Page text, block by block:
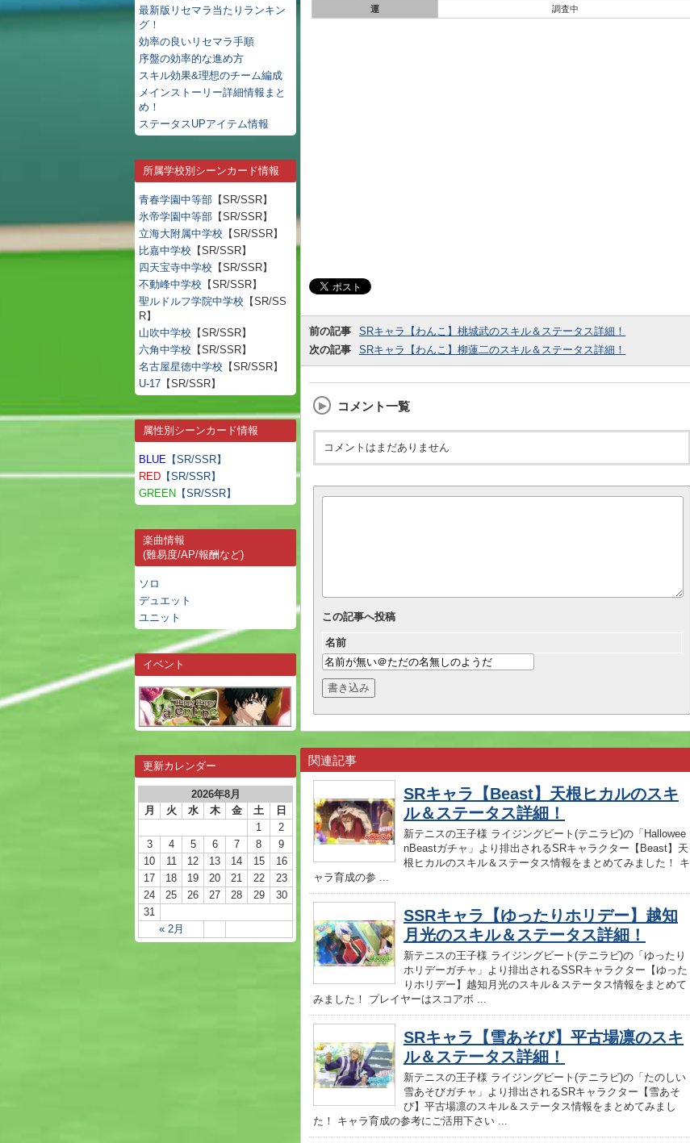
最新版リセマラ当たりランキン
グ！
効率の良いリセマラ手順
序盤の効率的な進め方
スキル効果&理想のチーム編成
メインストーリー詳細情報まと
め！
ステータスUPアイテム情報
所属学校別シーンカード情報
青春学園中等部 【SR/SSR】
氷帝学園中等部 【SR/SSR】
立海大附属中学校 【SR/SSR】
比嘉中学校 【SR/SSR】
四天宝寺中学校 【SR/SSR】
不動峰中学校 【SR/SSR】
聖ルドルフ学院中学校 【SR/SS
R】
山吹中学校 【SR/SSR】
六角中学校 【SR/SSR】
名古屋星徳中学校 【SR/SSR】
U-17 【SR/SSR】
属性別シーンカード情報
BLUE 【SR/SSR】
RED 【SR/SSR】
GREEN 【SR/SSR】
楽曲情報
(難易度/AP/報酬など)
ソロ
デュエット
ユニット
イベント
更新カレンダー
2026年8月
月
火 水 木 金 土 日
« 2月
1
2
3
4 5 6 7 8
9
10
11 12 13 14 15
16
17
18 19 20 21 22
23
24
25 26 27 28 29
30
31
運
調査中
前の記事
SRキャラ【わんこ】桃城武のスキル＆ステータス詳細！
次の記事
SRキャラ【わんこ】柳蓮二のスキル＆ステータス詳細！
コメント一覧
コメントはまだありません
この記事へ投稿
名前
関連記事
SRキャラ【Beast】天根ヒカルのスキ
ル＆ステータス詳細！
新テニスの王子様 ライジングビート(テニラビ)の「Hallowee
nBeastガチャ」より排出されるSRキャラクター【Beast】天
根ヒカルのスキル＆ステータス情報をまとめてみました！ キ
ャラ育成の参 ...
SSRキャラ【ゆったりホリデー】越知
月光のスキル＆ステータス詳細！
新テニスの王子様 ライジングビート(テニラビ)の「ゆったり
ホリデーガチャ」より排出されるSSRキャラクター【ゆった
りホリデー】越知月光のスキル＆ステータス情報をまとめて
みました！ プレイヤーはスコアボ ...
SRキャラ【雪あそび】平古場凛のスキ
ル＆ステータス詳細！
新テニスの王子様 ライジングビート(テニラビ)の「たのしい
雪あそびガチャ」より排出されるSRキャラクター【雪あそ
び】平古場凛のスキル＆ステータス情報をまとめてみまし
た！ キャラ育成の参考にご活用下さい ...